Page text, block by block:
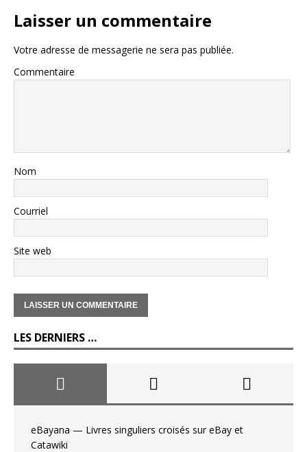
Laisser un commentaire
Votre adresse de messagerie ne sera pas publiée.
Commentaire
Nom
Courriel
Site web
LES DERNIERS …
eBayana — Livres singuliers croisés sur eBay et
Catawiki